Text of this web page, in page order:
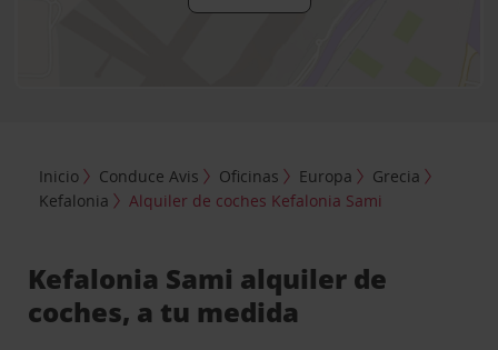
Inicio Conduce Avis Oficinas Europa
Grecia
Kefalonia
Alquiler de coches Kefalonia Sami
Kefalonia Sami alquiler de
coches, a tu medida